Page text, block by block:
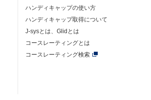
ハンディキャップの使い方
ハンディキャップ取得について
J-sysとは、Glidとは
コースレーティングとは
コースレーティング検索